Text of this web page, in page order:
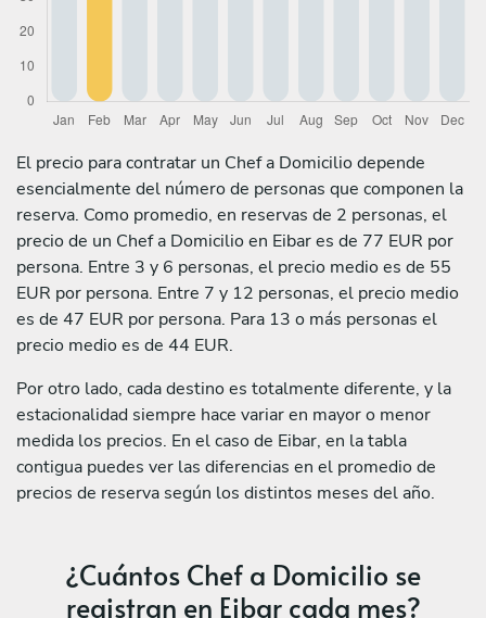
El precio para contratar un Chef a Domicilio depende
esencialmente del número de personas que componen la
reserva. Como promedio, en reservas de 2 personas, el
precio de un Chef a Domicilio en Eibar es de 77 EUR por
persona. Entre 3 y 6 personas, el precio medio es de 55
EUR por persona. Entre 7 y 12 personas, el precio medio
es de 47 EUR por persona. Para 13 o más personas el
precio medio es de 44 EUR.
Por otro lado, cada destino es totalmente diferente, y la
estacionalidad siempre hace variar en mayor o menor
medida los precios. En el caso de Eibar, en la tabla
contigua puedes ver las diferencias en el promedio de
precios de reserva según los distintos meses del año.
¿Cuántos Chef a Domicilio se
registran en Eibar cada mes?